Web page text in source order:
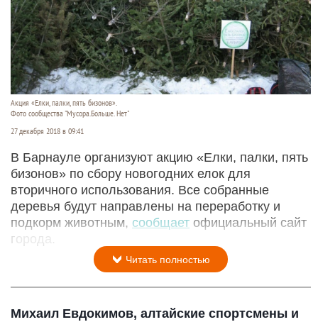
Акция «Елки, палки, пять бизонов».
Фото сообщества "Мусора.Больше. Нет"
27 декабря 2018 в 09:41
В Барнауле организуют акцию «Елки, палки, пять
бизонов» по сбору новогодних елок для
вторичного использования. Все собранные
деревья будут направлены на переработку и
подкорм животным, сообщает официальный сайт
города.
Читать полностью
Михаил Евдокимов, алтайские спортсмены и